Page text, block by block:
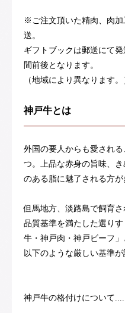
※ご注文頂いた精肉、肉
送。
ギフトブックは郵送にて
間前後となります。
（地域により異なります。
神戸牛とは
外国の要人からも愛され
つ。上品な赤身の旨味、
のある脂に魅了される方が
但馬地方、淡路島で飼育
品質基準を満たした選り
牛・神戸肉・神戸ビーフ
以下のような厳しい基準が
神戸牛の格付けについて